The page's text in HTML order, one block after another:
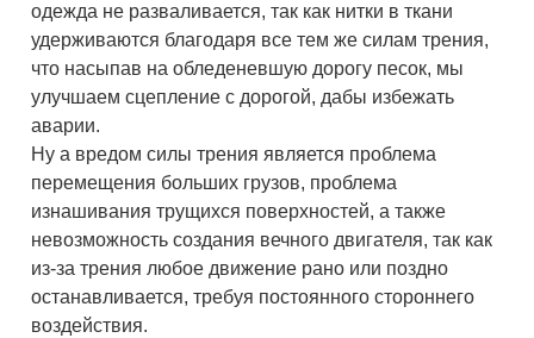
одежда не разваливается, так как нитки в ткани
удерживаются благодаря все тем же силам трения,
что насыпав на обледеневшую дорогу песок, мы
улучшаем сцепление с дорогой, дабы избежать
аварии.
Ну а вредом силы трения является проблема
перемещения больших грузов, проблема
изнашивания трущихся поверхностей, а также
невозможность создания вечного двигателя, так как
из-за трения любое движение рано или поздно
останавливается, требуя постоянного стороннего
воздействия.